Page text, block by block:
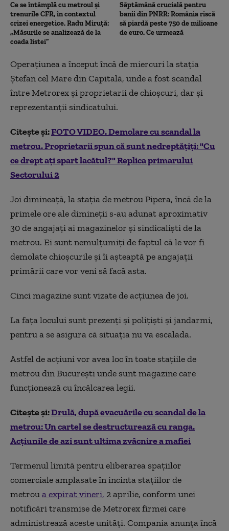
Ce se întâmplă cu metroul și
trenurile CFR, în contextul
crizei energetice. Radu Miruță:
„Măsurile se analizează de la
coada listei”
Săptămână crucială pentru
banii din PNRR: România riscă
să piardă peste 750 de milioane
de euro. Ce urmează
Operațiunea a început încă de miercuri la stația
Ștefan cel Mare din Capitală, unde a fost scandal
între Metrorex și proprietarii de chioșcuri, dar și
reprezentanții sindicatului.
Citește și:FOTO VIDEO. Demolare cu scandal la
metrou. Proprietarii spun că sunt nedreptățiți: "Cu
ce drept ați spart lacătul?" Replica primarului
Sectorului 2
Joi dimineață, la stația de metrou Pipera, încă de la
primele ore ale dimineții s-au adunat aproximativ
30 de angajați ai magazinelor și sindicaliști de la
metrou. Ei sunt nemulțumiți de faptul că le vor fi
demolate chioșcurile și îi așteaptă pe angajații
primării care vor veni să facă asta.
Cinci magazine sunt vizate de acțiunea de joi.
La fața locului sunt prezenți și polițiști și jandarmi,
pentru a se asigura că situația nu va escalada.
Astfel de acțiuni vor avea loc în toate stațiile de
metrou din București unde sunt magazine care
funcționează cu încălcarea legii.
Citește și:Drulă, după evacuările cu scandal de la
metrou: Un cartel se destructurează cu ranga.
Acțiunile de azi sunt ultima zvâcnire a mafiei
Termenul limită pentru eliberarea spaţiilor
comerciale amplasate în incinta staţiilor de
metroua expirat vineri, 2 aprilie, conform unei
notificări transmise de Metrorex firmei care
administrează aceste unităţi. Compania anunța încă